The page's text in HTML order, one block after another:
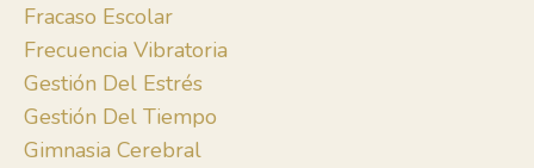
Fracaso Escolar
Frecuencia Vibratoria
Gestión Del Estrés
Gestión Del Tiempo
Gimnasia Cerebral